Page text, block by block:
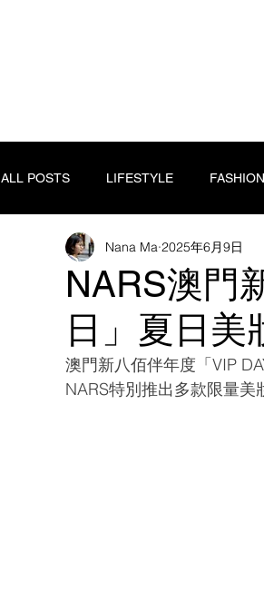
ALL POSTS LIFESTYLE FASHION
NARS澳門
日」夏日美
Nana Ma 2025年6月9日
澳門新八佰伴年度「VIP
NARS特別推出多款限量美